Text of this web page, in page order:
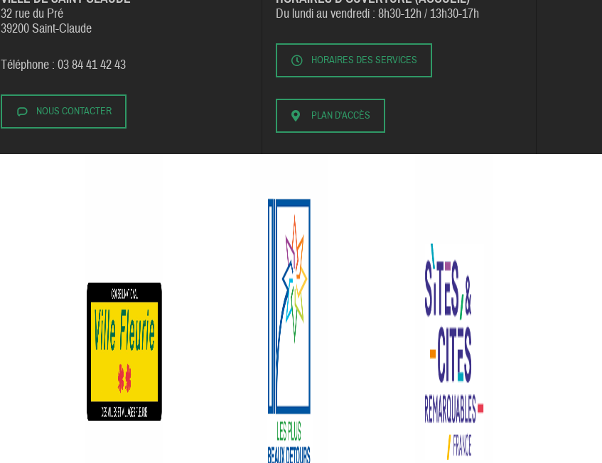
32 rue du Pré
39200 Saint-Claude
Téléphone : 03 84 41 42 43
NOUS CONTACTER
Du lundi au vendredi : 8h30-12h / 13h30-17h
HORAIRES DES SERVICES
PLAN D'ACCÈS